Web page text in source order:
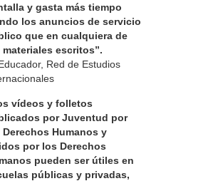
y gasta más tiempo
los anuncios de servicio
que en cualquiera de
materiales escritos”.
Red de Estudios
vídeos y folletos
por Juventud por
Derechos Humanos y
por los Derechos
pueden ser útiles en
públicas y privadas,